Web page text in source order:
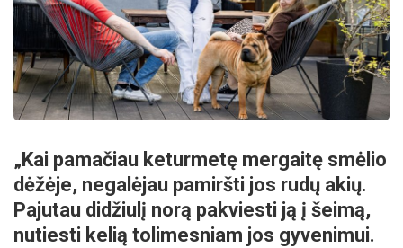
„Kai pamačiau keturmetę mergaitę smėlio
dėžėje, negalėjau pamiršti jos rudų akių.
Pajutau didžiulį norą pakviesti ją į šeimą,
nutiesti kelią tolimesniam jos gyvenimui.